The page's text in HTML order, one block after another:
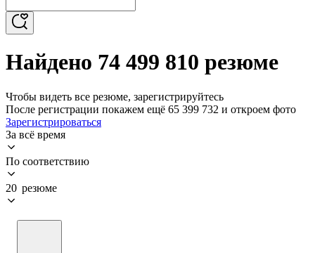
Найдено 74 499 810 резюме
Чтобы видеть все резюме, зарегистрируйтесь
После регистрации покажем ещё 65 399 732 и откроем фото
Зарегистрироваться
За всё время
По соответствию
20 резюме